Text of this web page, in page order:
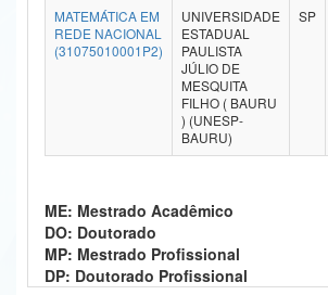
Ministério da Ciência, Tecnologia, Inovações e
Ministério do Desenvolvimento Regional
Ministério da Mulher, da Família e dos Direitos Humanos
Secretaria-Geral
MATEMÁTICA EM
REDE NACIONAL
(31075010001P2)
UNIVERSIDADE
ESTADUAL
PAULISTA
JÚLIO DE
MESQUITA
FILHO ( BAURU
) (UNESP-
BAURU)
SP
ME: Mestrado Acadêmico
DO: Doutorado
MP: Mestrado Profissional
DP: Doutorado Profissional